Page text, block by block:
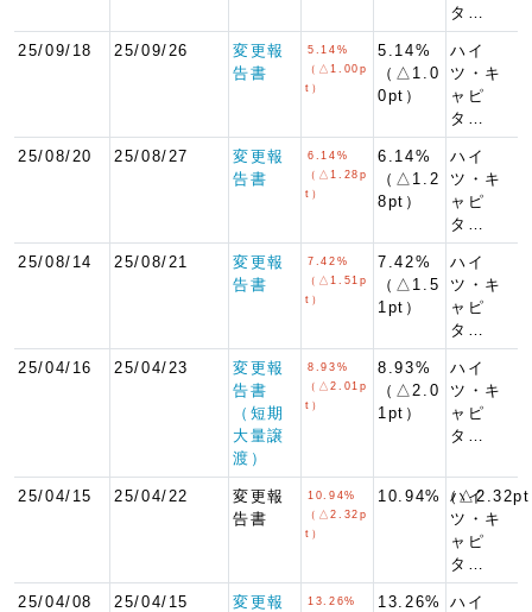
タ…
25/09/18 25/09/26
変更報
告書
5.14%
（△1.00p
t）
5.14%
（△1.0
0pt）
ハイ
ツ・キ
ャピ
タ…
25/08/20 25/08/27
変更報
告書
6.14%
（△1.28p
t）
6.14%
（△1.2
8pt）
ハイ
ツ・キ
ャピ
タ…
25/08/14 25/08/21
変更報
告書
7.42%
（△1.51p
t）
7.42%
（△1.5
1pt）
ハイ
ツ・キ
ャピ
タ…
25/04/16 25/04/23
変更報
告書
（短期
大量譲
渡）
8.93%
（△2.01p
t）
8.93%
（△2.0
1pt）
ハイ
ツ・キ
ャピ
タ…
25/04/15 25/04/22
変更報
告書
10.94%
（△2.32p
t）
10.94%（△2.32pt
ハイ
ツ・キ
ャピ
タ…
25/04/08 25/04/15
変更報
13.26%
13.26%
ハイ